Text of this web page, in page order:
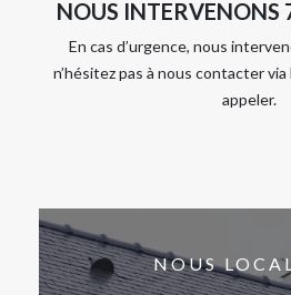
NOUS
En cas d’urgence, nous
n’hésitez pas à nous contacter
appeler.
NOUS